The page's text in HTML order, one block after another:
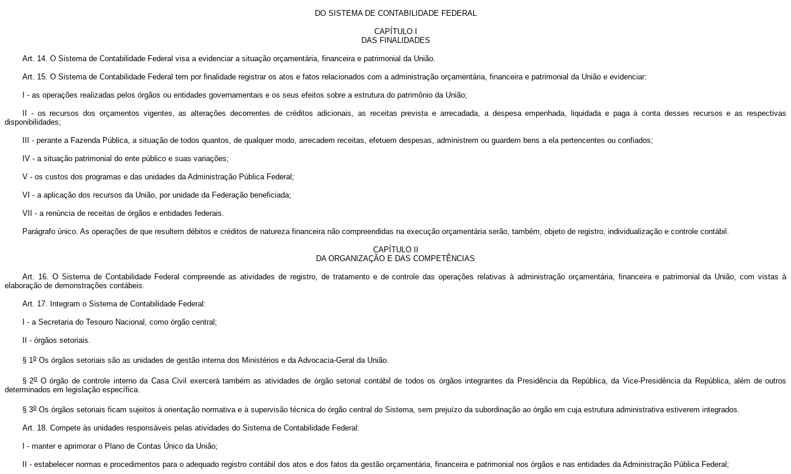
DO SISTEMA DE CONTABILIDADE FEDERAL
CAPÍTULO I
DAS FINALIDADES
Art. 14. O Sistema de Contabilidade Federal visa a evidenciar a situação orçamentária, financeira e patrimonial da União.
Art. 15. O Sistema de Contabilidade Federal tem por finalidade registrar os atos e fatos relacionados com a administração orçamentária, financeira e patrimonial da União e evidenciar:
I - as operações realizadas pelos órgãos ou entidades governamentais e os seus efeitos sobre a estrutura do patrimônio da União;
II - os recursos dos orçamentos vigentes, as alterações decorrentes de créditos adicionais, as receitas prevista e arrecadada, a despesa empenhada, liquidada e paga à conta desses recursos e as respectivas
disponibilidades;
III - perante a Fazenda Pública, a situação de todos quantos, de qualquer modo, arrecadem receitas, efetuem despesas, administrem ou guardem bens a ela pertencentes ou confiados;
IV - a situação patrimonial do ente público e suas variações;
V - os custos dos programas e das unidades da Administração Pública Federal;
VI - a aplicação dos recursos da União, por unidade da Federação beneficiada;
VII - a renúncia de receitas de órgãos e entidades federais.
Parágrafo único. As operações de que resultem débitos e créditos de natureza financeira não compreendidas na execução orçamentária serão, também, objeto de registro, individualização e controle contábil.
CAPÍTULO II
DA ORGANIZAÇÃO E DAS COMPETÊNCIAS
Art. 16. O Sistema de Contabilidade Federal compreende as atividades de registro, de tratamento e de controle das operações relativas à administração orçamentária, financeira e patrimonial da União, com vistas à
elaboração de demonstrações contábeis.
Art. 17. Integram o Sistema de Contabilidade Federal:
I - a Secretaria do Tesouro Nacional, como órgão central;
II - órgãos setoriais.
§ 1o Os órgãos setoriais são as unidades de gestão interna dos Ministérios e da Advocacia-Geral da União.
§ 2oO órgão de controle interno da Casa Civil exercerá também as atividades de órgão setorial contábil de todos os órgãos integrantes da Presidência da República, da Vice-Presidência da República, além de outros
determinados em legislação específica.
§ 3o Os órgãos setoriais ficam sujeitos à orientação normativa e à supervisão técnica do órgão central do Sistema, sem prejuízo da subordinação ao órgão em cuja estrutura administrativa estiverem integrados.
Art. 18. Compete às unidades responsáveis pelas atividades do Sistema de Contabilidade Federal:
I - manter e aprimorar o Plano de Contas Único da União;
II - estabelecer normas e procedimentos para o adequado registro contábil dos atos e dos fatos da gestão orçamentária, financeira e patrimonial nos órgãos e nas entidades da Administração Pública Federal;